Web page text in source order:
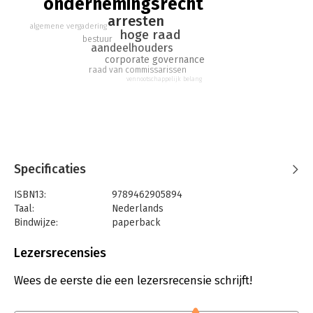
ondernemingsrecht
arresten
hoge raad
aandeelhouders
corporate governance
bestuur
raad van commissarissen
algemene vergadering
vennootschappelijk belang
Specificaties
ISBN13:
9789462905894
Taal:
Nederlands
Bindwijze:
paperback
Uitgever:
Verschijningsdatum:
19-10-2020
Lezersrecensies
Wees de eerste die een lezersrecensie schrijft!